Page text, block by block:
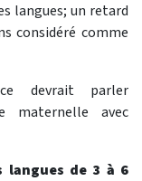
langues; un retard
considéré comme
devrait parler
maternelle avec
langues de 3 à 6